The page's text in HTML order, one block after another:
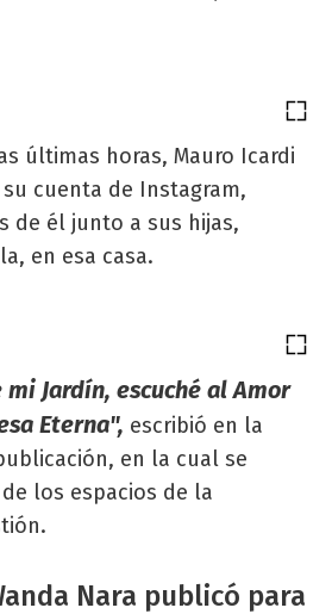
últimas horas, Mauro Icardi
cuenta de Instagram,
de él junto a sus hijas,
en esa casa.
Jardín, escuché al Amor
Eterna", escribió en la
en la cual se
los espacios de la
Nara publicó para